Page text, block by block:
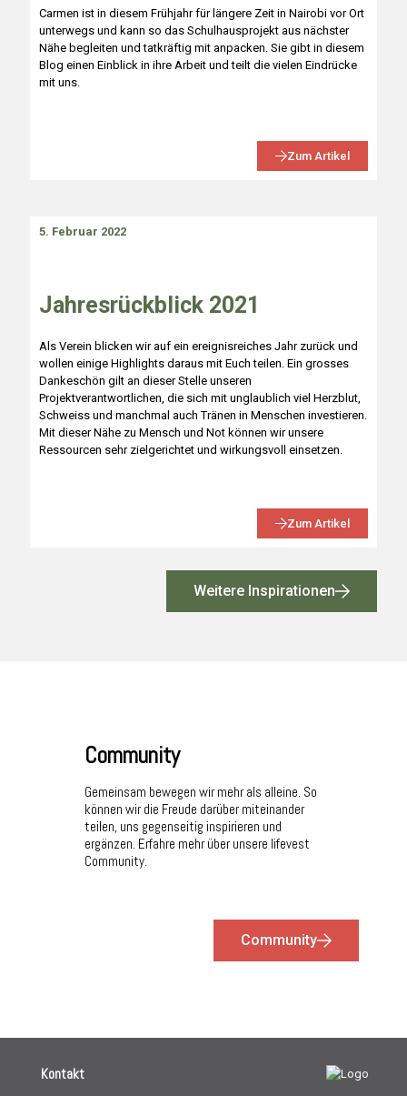
Carmen ist in diesem Frühjahr für längere Zeit in Nairobi vor Ort
unterwegs und kann so das Schulhausprojekt aus nächster
Nähe begleiten und tatkräftig mit anpacken. Sie gibt in diesem
Blog einen Einblick in ihre Arbeit und teilt die vielen Eindrücke
mit uns.
Zum Artikel
5. Februar 2022
Jahresrückblick 2021
Als Verein blicken wir auf ein ereignisreiches Jahr zurück und
wollen einige Highlights daraus mit Euch teilen. Ein grosses
Dankeschön gilt an dieser Stelle unseren
Projektverantwortlichen, die sich mit unglaublich viel Herzblut,
Schweiss und manchmal auch Tränen in Menschen investieren.
Mit dieser Nähe zu Mensch und Not können wir unsere
Ressourcen sehr zielgerichtet und wirkungsvoll einsetzen.
Zum Artikel
Weitere Inspirationen
Community
Gemeinsam bewegen wir mehr als alleine. So
können wir die Freude darüber miteinander
teilen, uns gegenseitig inspirieren und
ergänzen. Erfahre mehr über unsere lifevest
Community.
Community
Kontakt